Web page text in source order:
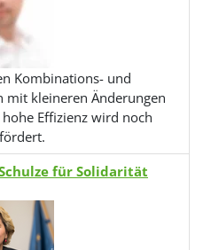
Kombinations- und
mit kleineren Änderungen
Effizienz wird noch
für Solidarität